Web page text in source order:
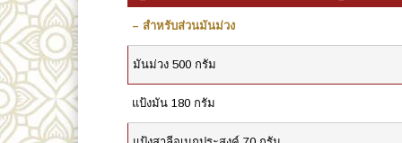
– สำหรับส่วนมันม่วง
มันม่วง 500 กรัม
แป้งมัน 180 กรัม